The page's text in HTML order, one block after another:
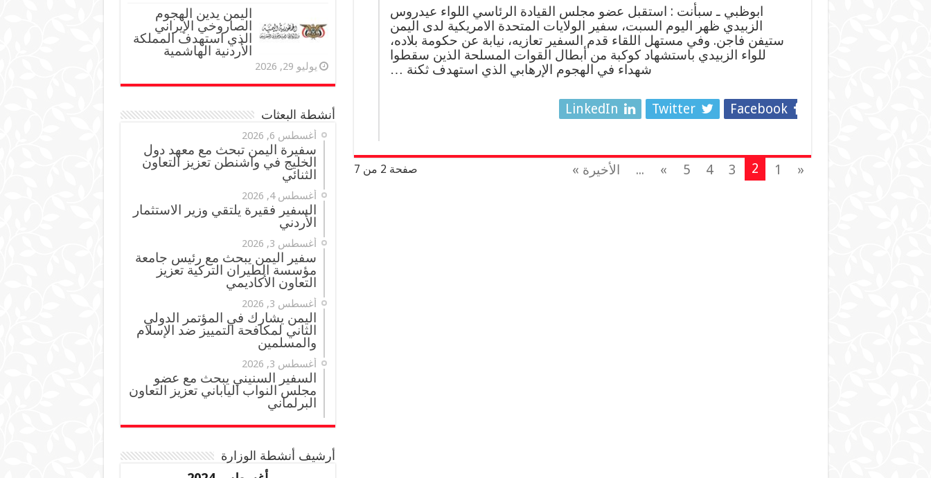
ابوظبي ـ سبأنت : استقبل عضو مجلس القيادة الرئاسي اللواء عيدروس
الزبيدي ظهر اليوم السبت، سفير الولايات المتحدة الامريكية لدى اليمن
ستيفن فاجن. وفي مستهل اللقاء قدم السفير تعازيه، نيابة عن حكومة بلاده،
للواء الزبيدي باستشهاد كوكبة من أبطال القوات المسلحة الذين سقطوا
شهداء في الهجوم الإرهابي الذي استهدف ثكنة …
Facebook
Twitter
LinkedIn
صفحة 2 من 7 «
1
2
3
4
5
»
... الأخيرة »
اليمن يدين الهجوم
الصاروخي الإيراني
الذي استهدف المملكة
الأردنية الهاشمية
يوليو 29, 2026
أنشطة البعثات
أغسطس 6, 2026
سفيرة اليمن تبحث مع معهد دول
الخليج في واشنطن تعزيز التعاون
الثنائي
أغسطس 4, 2026
السفير فقيرة يلتقي وزير الاستثمار
الأردني
أغسطس 3, 2026
سفير اليمن يبحث مع رئيس جامعة
مؤسسة الطيران التركية تعزيز
التعاون الأكاديمي
أغسطس 3, 2026
اليمن يشارك في المؤتمر الدولي
الثاني لمكافحة التمييز ضد الإسلام
والمسلمين
أغسطس 3, 2026
السفير السنيني يبحث مع عضو
مجلس النواب الياباني تعزيز التعاون
البرلماني
أرشيف أنشطة الوزارة